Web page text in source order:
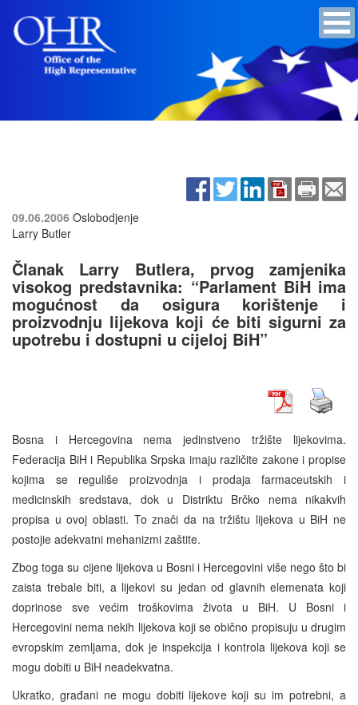
09.06.2006 Oslobodjenje
Larry Butler
Članak Larry Butlera, prvog zamjenika
visokog predstavnika: “Parlament BiH ima
mogućnost da osigura korištenje i
proizvodnju lijekova koji će biti sigurni za
upotrebu i dostupni u cijeloj BiH”
Bosna i Hercegovina nema jedinstveno tržište lijekovima.
Federacija BiH i Republika Srpska imaju različite zakone i propise
kojima se reguliše proizvodnja i prodaja farmaceutskih i
medicinskih sredstava, dok u Distriktu Brčko nema nikakvih
propisa u ovoj oblasti. To znači da na tržištu lijekova u BiH ne
postojie adekvatni mehanizmi zaštite.
Zbog toga su cijene lijekova u Bosni i Hercegovini više nego što bi
zaista trebale biti, a lijekovi su jedan od glavnih elemenata koji
doprinose sve većim troškovima života u BiH. U Bosni i
Hercegovini nema nekih lijekova koji se obično propisuju u drugim
evropskim zemljama, dok je inspekcija i kontrola lijekova koji se
mogu dobiti u BiH neadekvatna.
Ukratko, građani ne mogu dobiti lijekove koji su im potrebni, a